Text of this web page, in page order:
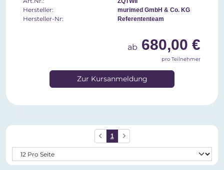
Hersteller: murimed GmbH & Co. KG
Hersteller-Nr: Referententeam
ab 680,00 €
pro Teilnehmer
Zur Kursanmeldung
1